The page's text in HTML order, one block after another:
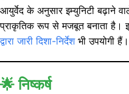
आयुर्वेद के अनुसार इम्युनिटी बढ़ाने
प्राकृतिक रूप से मजबूत बनाता है।
द्वारा जारी दिशा-निर्देशभी उपयोगी हैं।
🌟 निष्कर्ष